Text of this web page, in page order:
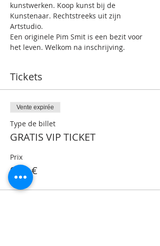
kunstwerken. Koop kunst bij de
Kunstenaar. Rechtstreeks uit zijn
Artstudio.
Een originele Pim Smit is een bezit voor
het leven. Welkom na inschrijving.
Tickets
Vente expirée
Type de billet
GRATIS VIP TICKET
Prix
0,00 €